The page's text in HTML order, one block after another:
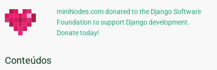
miniNodes.com donated to the Django Software
Foundation to support Django development.
Donate today!
Conteúdos